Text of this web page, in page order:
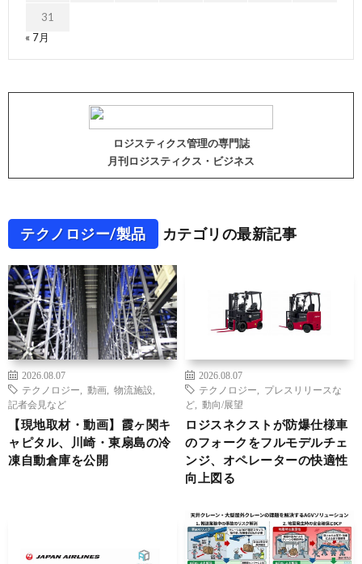
31
« 7月
ロジスティクス管理の専門誌
月刊ロジスティクス・ビジネス
テクノロジー/製品 カテゴリの最新記事
2026.08.07
テクノロジー
動画 物流施設
記者会見など
【現地取材・動画】霞ヶ関キ
ャピタル、川崎・東扇島の冷
凍自動倉庫を公開
2026.08.07
テクノロジー
プレスリリースな
ど
動向/展望
ロジスネクストが防爆仕様車
のフォークをフルモデルチェ
ンジ、オペレーターの快適性
向上図る